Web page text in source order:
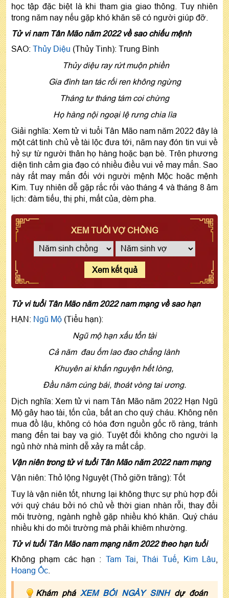
học tập đặc biệt là khi tham gia giao thông. Tuy nhiên
trong năm nay nếu gặp khó khăn sẽ có người giúp đỡ.
Tử vi nam Tân Mão năm 2022 về sao chiếu mệnh
SAO: Thủy Diệu (Thủy Tinh): Trung Bình
Thủy diệu ray rứt muộn phiền
Gia đình tan tác rối ren không ngừng
Tháng tư tháng tám coi chừng
Họ hàng nội ngoại lệ rưng chia lìa
Giải nghĩa: Xem tử vi tuổi Tân Mão nam năm 2022 đây là
một cát tinh chủ về tài lộc đưa tới, năm nay đón tin vui về
hỷ sự từ người thân họ hàng hoặc bạn bè. Trên phương
diện tình cảm gia đạo có nhiều điều vui vẻ may mắn. Sao
này rất may mắn đối với người mệnh Mộc hoặc mệnh
Kim. Tuy nhiên dễ gặp rắc rối vào tháng 4 và tháng 8 âm
lịch: đàm tiếu, thị phi, mất của, dèm pha.
XEM TUỔI VỢ CHỒNG
Xem kết quả
Tử vi tuổi Tân Mão năm 2022 nam mạng về sao hạn
HẠN: Ngũ Mộ (Tiểu hạn):
Ngũ mộ hạn xấu tổn tài
Cả năm đau ốm lao đao chẳng lành
Khuyên ai khấn nguyện hết lòng,
Đầu năm cúng bái, thoát vòng tai ương.
Dịch nghĩa: Xem tử vi nam Tân Mão năm 2022 Hạn Ngũ
Mộ gây hao tài, tốn của, bất an cho quý cháu. Không nên
mua đồ lậu, không có hóa đơn nguồn gốc rõ ràng, tránh
mang đến tai bay vạ gió. Tuyệt đối không cho người lạ
ngủ nhờ nhà mình dễ xảy ra mất cắp.
Vận niên trong tử vi tuổi Tân Mão năm 2022 nam mạng
Vận niên: Thỏ lộng Nguyệt (Thỏ giỡn trăng): Tốt
Tuy là vận niên tốt, nhưng lại không thực sự phù hợp đối
với quý cháu bởi nó chủ về thời gian nhàn rỗi, thay đổi
môi trường, ngành nghề gặp nhiều khó khăn. Quý cháu
nhiều khi do môi trường mà phải khiêm nhường.
Tử vi tuổi Tân Mão nam mạng năm 2022 theo hạn tuổi
Không phạm các hạn : Tam Tai ,Thái Tuế Kim Lâu
Hoang Ốc
Khám phá XEM BÓI NGÀY SINHdự đoán